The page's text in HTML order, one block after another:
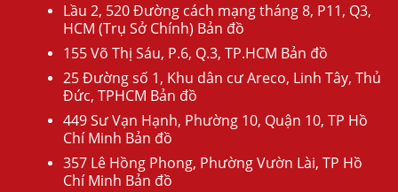
Lầu 2, 520 Đường cách mạng tháng 8, P11, Q3,
HCM (Trụ Sở Chính) Bản đồ
155 Võ Thị Sáu, P.6, Q.3, TP.HCM Bản đồ
25 Đường số 1, Khu dân cư Areco, Linh Tây, Thủ
Đức, TPHCM Bản đồ
449 Sư Vạn Hạnh, Phường 10, Quận 10, TP Hồ
Chí Minh Bản đồ
357 Lê Hồng Phong, Phường Vườn Lài, TP Hồ
Chí Minh Bản đồ